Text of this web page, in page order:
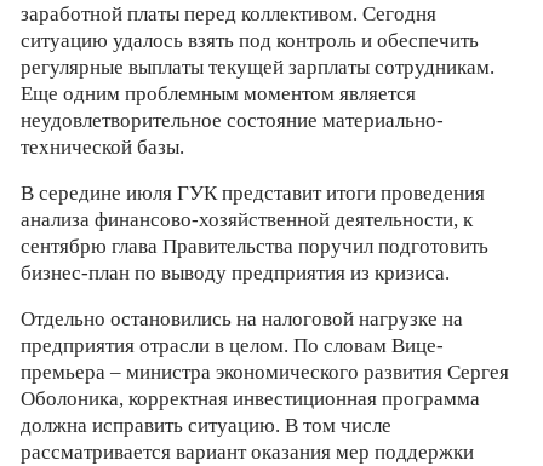
заработной платы перед коллективом. Сегодня
ситуацию удалось взять под контроль и обеспечить
регулярные выплаты текущей зарплаты сотрудникам.
Еще одним проблемным моментом является
неудовлетворительное состояние материально-
технической базы.
В середине июля ГУК представит итоги проведения
анализа финансово-хозяйственной деятельности, к
сентябрю глава Правительства поручил подготовить
бизнес-план по выводу предприятия из кризиса.
Отдельно остановились на налоговой нагрузке на
предприятия отрасли в целом. По словам Вице-
премьера – министра экономического развития Сергея
Оболоника, корректная инвестиционная программа
должна исправить ситуацию. В том числе
рассматривается вариант оказания мер поддержки